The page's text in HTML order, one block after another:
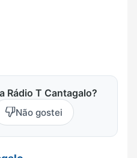
Rádio T Cantagalo?
Não gostei